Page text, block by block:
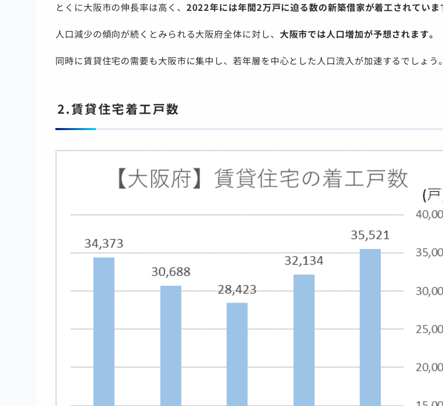
とくに大阪市の伸長率は高く、 2022年には年間2万戸に迫る数の新築借家が着工されていま
人口減少の傾向が続くとみられる大阪府全体に対し、 大阪市では人口増加が予想されます。
同時に賃貸住宅の需要も大阪市に集中し、若年層を中心とした人口流入が加速するでしょう
2.賃貸住宅着工戸数